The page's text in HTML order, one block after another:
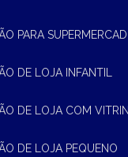
PARA
DE LOJA INFANTIL
DE LOJA COM
DE LOJA PEQUENO